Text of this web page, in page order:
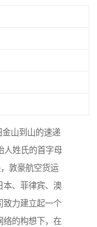
金山到山的速递
人姓氏的首字母
敦豪航空货运
本、菲律宾、澳
致力建立起一个
络的构想下，在